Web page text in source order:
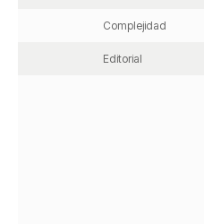
Complejidad
Editorial